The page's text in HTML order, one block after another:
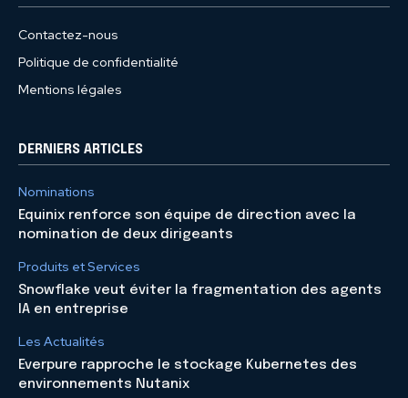
Contactez-nous
Politique de confidentialité
Mentions légales
DERNIERS ARTICLES
Nominations
Equinix renforce son équipe de direction avec la
nomination de deux dirigeants
Produits et Services
Snowflake veut éviter la fragmentation des agents
IA en entreprise
Les Actualités
Everpure rapproche le stockage Kubernetes des
environnements Nutanix